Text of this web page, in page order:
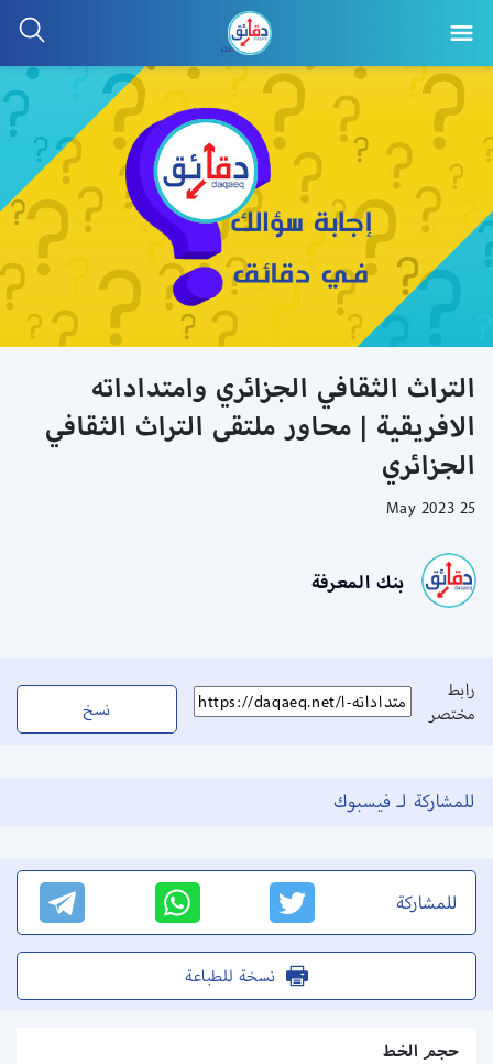
التراث الثقافي الجزائري وامتداداته
الافريقية | محاور ملتقى التراث الثقافي
الجزائري
25 May 2023
بنك المعرفة
رابط
مختصر
نسخ
للمشاركة لـ فيسبوك
للمشاركة
نسخة للطباعة
حجم الخط